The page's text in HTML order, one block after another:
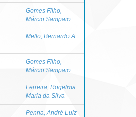
Gomes Filho,
Márcio Sampaio
Mello, Bernardo A.
Gomes Filho,
Márcio Sampaio
Ferreira, Rogelma
Maria da Silva
Penna, André Luiz